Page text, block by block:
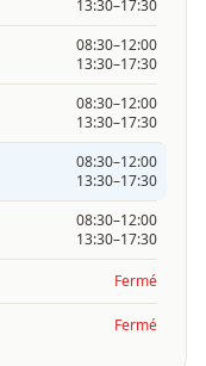
13:30–17:30
08:30–12:00
13:30–17:30
08:30–12:00
13:30–17:30
08:30–12:00
13:30–17:30
08:30–12:00
13:30–17:30
Fermé
Fermé